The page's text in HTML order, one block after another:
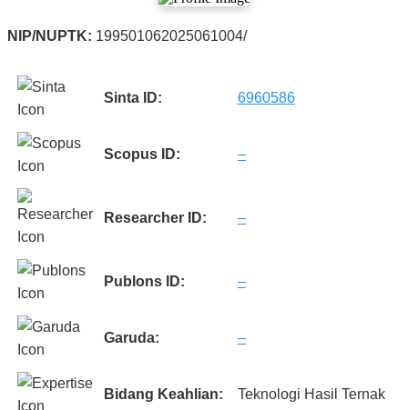
NIP/NUPTK: 199501062025061004/
Sinta ID: 6960586
Scopus ID: –
Researcher ID: –
Publons ID: –
Garuda: –
Bidang Keahlian: Teknologi Hasil Ternak